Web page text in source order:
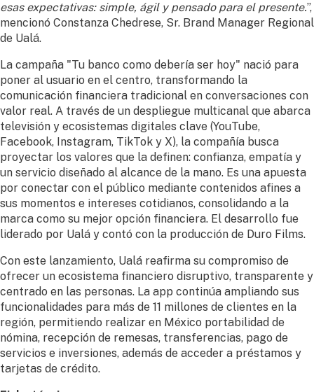
esas expectativas: simple, ágil y pensado para el presente.”,
mencionó Constanza Chedrese, Sr. Brand Manager Regional
de Ualá.
La campaña "Tu banco como debería ser hoy" nació para
poner al usuario en el centro, transformando la
comunicación financiera tradicional en conversaciones con
valor real. A través de un despliegue multicanal que abarca
televisión y ecosistemas digitales clave (YouTube,
Facebook, Instagram, TikTok y X), la compañía busca
proyectar los valores que la definen: confianza, empatía y
un servicio diseñado al alcance de la mano. Es una apuesta
por conectar con el público mediante contenidos afines a
sus momentos e intereses cotidianos, consolidando a la
marca como su mejor opción financiera. El desarrollo fue
liderado por Ualá y contó con la producción de Duro Films.
Con este lanzamiento, Ualá reafirma su compromiso de
ofrecer un ecosistema financiero disruptivo, transparente y
centrado en las personas. La app continúa ampliando sus
funcionalidades para más de 11 millones de clientes en la
región, permitiendo realizar en México portabilidad de
nómina, recepción de remesas, transferencias, pago de
servicios e inversiones, además de acceder a préstamos y
tarjetas de crédito.